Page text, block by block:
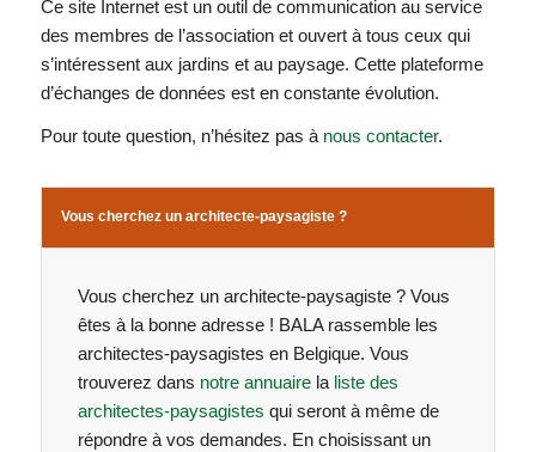
Ce site Internet est un outil de communication au service
des membres de l’association et ouvert à tous ceux qui
s’intéressent aux jardins et au paysage. Cette plateforme
d’échanges de données est en constante évolution.
Pour toute question, n’hésitez pas à nous contacter.
Vous cherchez un architecte-paysagiste ?
Vous cherchez un architecte-paysagiste ? Vous
êtes à la bonne adresse ! BALA rassemble les
architectes-paysagistes en Belgique. Vous
trouverez dans notre annuairela liste des
architectes-paysagistes qui seront à même de
répondre à vos demandes. En choisissant un